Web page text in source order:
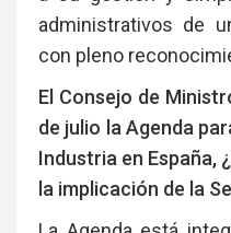
administrativos de
con pleno
El Consejo de
de julio la Agenda
Industria en España,
la implicación de la